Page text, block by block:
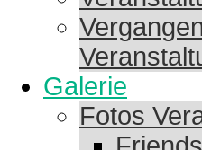
Galerie
Fotos